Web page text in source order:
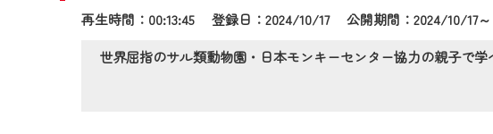
再生時間：00:13:45 登録日：2024/10/17公開期間：2024/10/17～
世界屈指のサル類動物園・日本モンキーセンター協力の親子で学
作業の間は、CCNetWebTVの画面が「メンテ
ご不便をおかけいたしますが、ご了承の程よ